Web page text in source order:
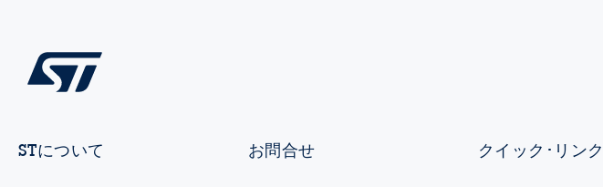
STについて お問合せ クイック･リンク